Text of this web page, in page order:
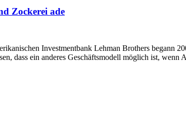
Zockerei ade
Investmentbank Lehman Brothers begann
dass ein anderes Geschäftsmodell möglich ist,